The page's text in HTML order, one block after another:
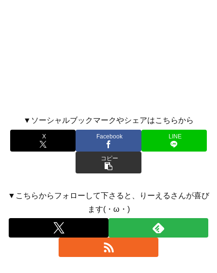
▼ソーシャルブックマークやシェアはこちらから
X Facebook LINE
コピー
▼こちらからフォローして下さると、りーえるさんが喜び
ます(・ω・)